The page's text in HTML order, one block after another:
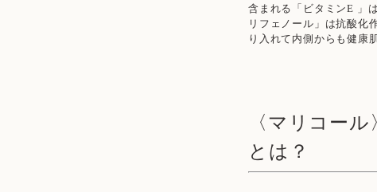
含まれる「ビタミンE 」
リフェノール」は抗酸化
り入れて内側からも健康
〈マリコー
とは？